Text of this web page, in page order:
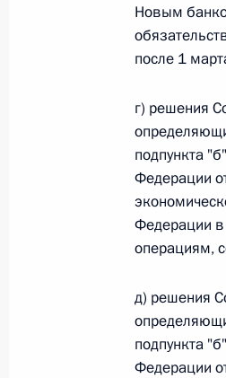
О внесении
О внесении
и
26 июля 2026
О внесении
Новым
после 1
г) решения
подпункта
Федерации
Федерации в
операциям,
д) решения
подпункта
Федерации